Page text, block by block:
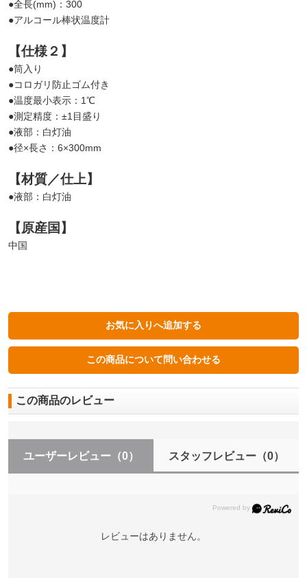
●全長(mm)：300
●アルコール棒状温度計
【仕様２】
●筒入り
●コロガリ防止ゴム付き
●温度最小表示：1℃
●測定精度：±1目盛り
●液部：白灯油
●径×長さ：6×300mm
【材質／仕上】
●液部：白灯油
【原産国】
中国
この商品のレビュー
ユーザーレビュー （0） スタッフレビュー（0）
レビューはありません。